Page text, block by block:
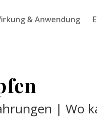
& Anwendung
| Wo